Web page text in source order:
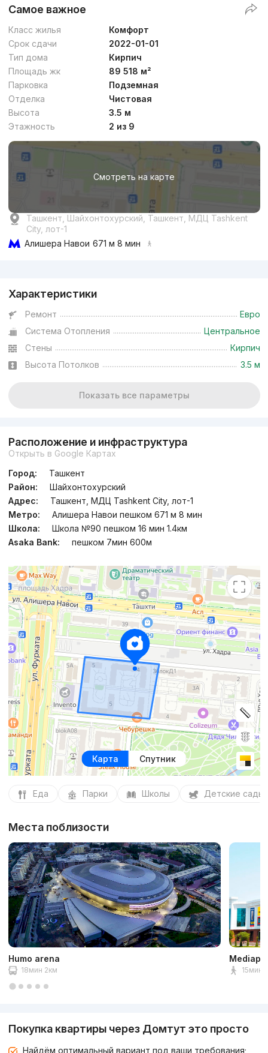
Самое важное
Класс жилья
Комфорт
Срок сдачи
2022-01-01
Тип дома
Кирпич
Площадь жк
89 518 м²
Парковка
Подземная
Отделка
Чистовая
Высота
3.5 м
Этажность
2 из 9
Смотреть на карте
Ташкент, Шайхонтохурский, Ташкент, МДЦ Tashkent
City, лот-1
Алишера Навои 671 м 8 мин
Характеристики
Ремонт
Евро
Система Отопления
Центральное
Стены
Кирпич
Высота Потолков
3.5 м
Показать все параметры
Расположение и инфраструктура
Открыть в Google Картах
Город:
Ташкент
Район:
Шайхонтохурский
Адрес:
Ташкент, МДЦ Tashkent City, лот-1
Метро:
Алишера Навои пешком 671 м 8 мин
Школа:
Школа №90 пешком 16 мин 1.4км
Asaka Bank:
пешком 7мин 600м
Карта Спутник
Еда Парки Школы Детские сады
Места поблизости
Humo arena
18мин 2км 15мин
Покупка квартиры через Домтут это просто
Найдём оптимальный вариант под ваши требования;